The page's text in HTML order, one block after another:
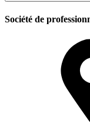
Société de